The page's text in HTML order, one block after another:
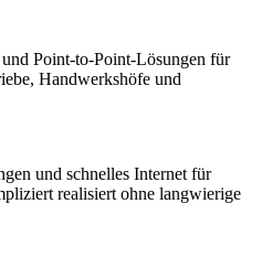
Point-to-Point-Lösungen für
Handwerkshöfe und
und schnelles Internet für
realisiert ohne langwierige